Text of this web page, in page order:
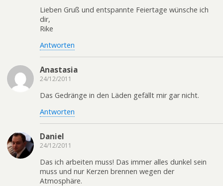
Lieben Gruß und entspannte Feiertage wünsche ich
dir,
Rike
Antworten
Anastasia
24/12/2011
Das Gedränge in den Läden gefällt mir gar nicht.
Antworten
Daniel
24/12/2011
Das ich arbeiten muss! Das immer alles dunkel sein
muss und nur Kerzen brennen wegen der
Atmosphäre.